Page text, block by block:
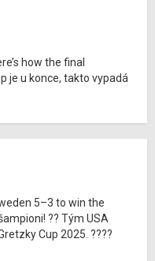
how the final
je u konce, takto vypadá
5–3 to win the
?? Tým USA
Cup 2025. ????